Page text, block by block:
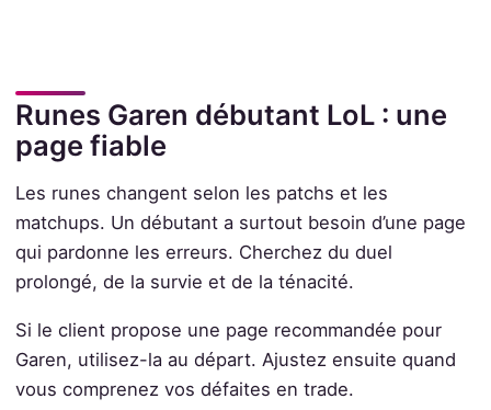
Runes Garen débutant LoL : une
page fiable
Les runes changent selon les patchs et les
matchups. Un débutant a surtout besoin d’une page
qui pardonne les erreurs. Cherchez du duel
prolongé, de la survie et de la ténacité.
Si le client propose une page recommandée pour
Garen, utilisez-la au départ. Ajustez ensuite quand
vous comprenez vos défaites en trade.